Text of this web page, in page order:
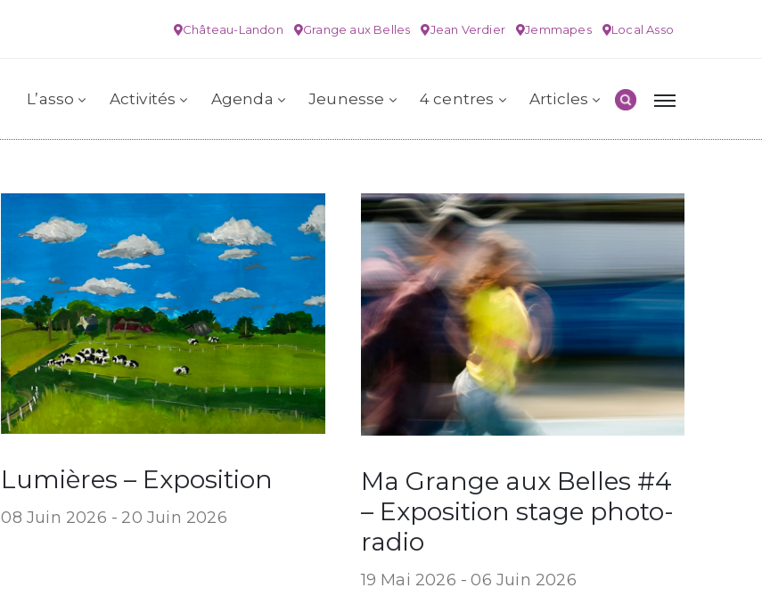
Château-Landon Grange aux Belles Jean Verdier Jemmapes Local Asso
L’asso Activités Agenda Jeunesse 4 centres Articles
Lumières – Exposition
08 Juin 2026 - 20 Juin 2026
Ma Grange aux Belles #4
– Exposition stage photo-
radio
19 Mai 2026 - 06 Juin 2026